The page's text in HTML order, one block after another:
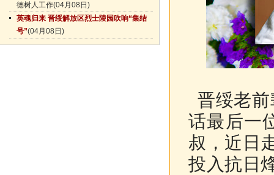
德树人工作(04月08日)
英魂归来 晋绥解放区烈士陵园吹响“集结
号”(04月08日)
晋绥老
话最后一
叔，近日
投入抗日